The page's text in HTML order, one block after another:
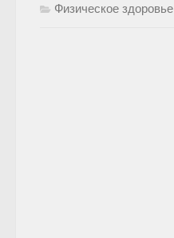
Физическое здоровье